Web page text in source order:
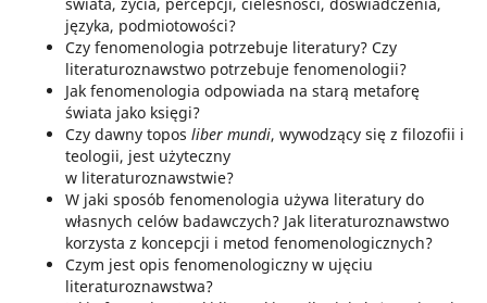
języka, podmiotowości?
Czy fenomenologia potrzebuje literatury? Czy
literaturoznawstwo potrzebuje fenomenologii?
Jak fenomenologia odpowiada na starą metaforę
świata jako księgi?
Czy dawny topos liber mundi, wywodzący się z filozofii i
teologii, jest użyteczny
w literaturoznawstwie?
W jaki sposób fenomenologia używa literatury do
własnych celów badawczych? Jak literaturoznawstwo
korzysta z koncepcji i metod fenomenologicznych?
Czym jest opis fenomenologiczny w ujęciu
literaturoznawstwa?